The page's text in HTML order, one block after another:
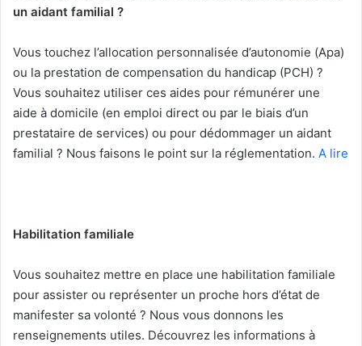
un aidant familial ?
Vous touchez l’allocation personnalisée d’autonomie (Apa)
ou la prestation de compensation du handicap (PCH) ?
Vous souhaitez utiliser ces aides pour rémunérer une
aide à domicile (en emploi direct ou par le biais d’un
prestataire de services) ou pour dédommager un aidant
familial ? Nous faisons le point sur la réglementation. A lire
Habilitation familiale
Vous souhaitez mettre en place une habilitation familiale
pour assister ou représenter un proche hors d’état de
manifester sa volonté ? Nous vous donnons les
renseignements utiles. Découvrez les informations à